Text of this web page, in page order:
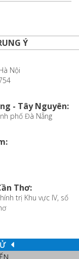
Ý
Nội
- Tây Nguyên:
phố Đà Nẵng
Thơ:
trị Khu vực IV, số